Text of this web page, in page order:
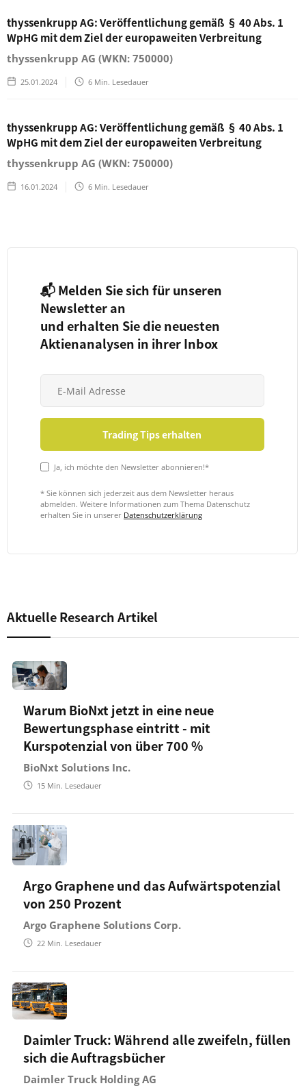
thyssenkrupp AG: Veröffentlichung gemäß § 40 Abs. 1
WpHG mit dem Ziel der europaweiten Verbreitung
thyssenkrupp AG (WKN: 750000)
25.01.2024 6 Min. Lesedauer
thyssenkrupp AG: Veröffentlichung gemäß § 40 Abs. 1
WpHG mit dem Ziel der europaweiten Verbreitung
thyssenkrupp AG (WKN: 750000)
16.01.2024 6 Min. Lesedauer
📬 Melden Sie sich für unseren
Newsletter an
und erhalten Sie die neuesten
Aktienanalysen in ihrer Inbox
Ja, ich möchte den Newsletter abonnieren!*
* Sie können sich jederzeit aus dem Newsletter heraus
abmelden. Weitere Informationen zum Thema Datenschutz
erhalten Sie in unserer Datenschutzerklärung
Aktuelle Research Artikel
Warum BioNxt jetzt in eine neue
Bewertungsphase eintritt - mit
Kurspotenzial von über 700 %
BioNxt Solutions Inc.
15 Min. Lesedauer
Argo Graphene und das Aufwärtspotenzial
von 250 Prozent
Argo Graphene Solutions Corp.
22 Min. Lesedauer
Daimler Truck: Während alle zweifeln, füllen
sich die Auftragsbücher
Daimler Truck Holding AG